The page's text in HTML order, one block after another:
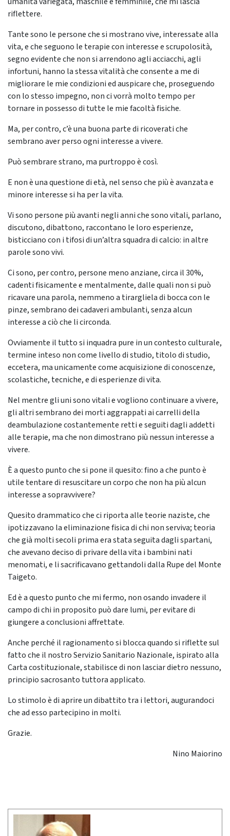
riflettere.
Tante sono le persone che si mostrano vive, interessate alla
vita, e che seguono le terapie con interesse e scrupolosità,
segno evidente che non si arrendono agli acciacchi, agli
infortuni, hanno la stessa vitalità che consente a me di
migliorare le mie condizioni ed auspicare che, proseguendo
con lo stesso impegno, non ci vorrà molto tempo per
tornare in possesso di tutte le mie facoltà fisiche.
Ma, per contro, c’è una buona parte di ricoverati che
sembrano aver perso ogni interesse a vivere.
Può sembrare strano, ma purtroppo è così.
E non è una questione di età, nel senso che più è avanzata e
minore interesse si ha per la vita.
Vi sono persone più avanti negli anni che sono vitali, parlano,
discutono, dibattono, raccontano le loro esperienze,
bisticciano con i tifosi di un’altra squadra di calcio: in altre
parole sono vivi.
Ci sono, per contro, persone meno anziane, circa il 30%,
cadenti fisicamente e mentalmente, dalle quali non si può
ricavare una parola, nemmeno a tirargliela di bocca con le
pinze, sembrano dei cadaveri ambulanti, senza alcun
interesse a ciò che li circonda.
Ovviamente il tutto si inquadra pure in un contesto culturale,
termine inteso non come livello di studio, titolo di studio,
eccetera, ma unicamente come acquisizione di conoscenze,
scolastiche, tecniche, e di esperienze di vita.
Nel mentre gli uni sono vitali e vogliono continuare a vivere,
gli altri sembrano dei morti aggrappati ai carrelli della
deambulazione costantemente retti e seguiti dagli addetti
alle terapie, ma che non dimostrano più nessun interesse a
vivere.
È a questo punto che si pone il quesito: fino a che punto è
utile tentare di resuscitare un corpo che non ha più alcun
interesse a sopravvivere?
Quesito drammatico che ci riporta alle teorie naziste, che
ipotizzavano la eliminazione fisica di chi non serviva; teoria
che già molti secoli prima era stata seguita dagli spartani,
che avevano deciso di privare della vita i bambini nati
menomati, e li sacrificavano gettandoli dalla Rupe del Monte
Taigeto.
Ed è a questo punto che mi fermo, non osando invadere il
campo di chi in proposito può dare lumi, per evitare di
giungere a conclusioni affrettate.
Anche perché il ragionamento si blocca quando si riflette sul
fatto che il nostro Servizio Sanitario Nazionale, ispirato alla
Carta costituzionale, stabilisce di non lasciar dietro nessuno,
principio sacrosanto tuttora applicato.
Lo stimolo è di aprire un dibattito tra i lettori, augurandoci
che ad esso partecipino in molti.
Grazie.
Nino Maiorino